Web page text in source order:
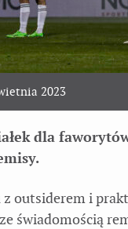
2023
dla
z outsiderem i
świadomością